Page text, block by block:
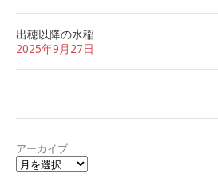
出穂以降の水稲
2025年9月27日
アーカイブ